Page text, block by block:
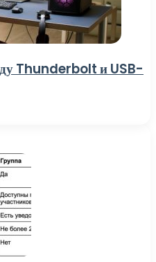
Thunderbolt и USB-